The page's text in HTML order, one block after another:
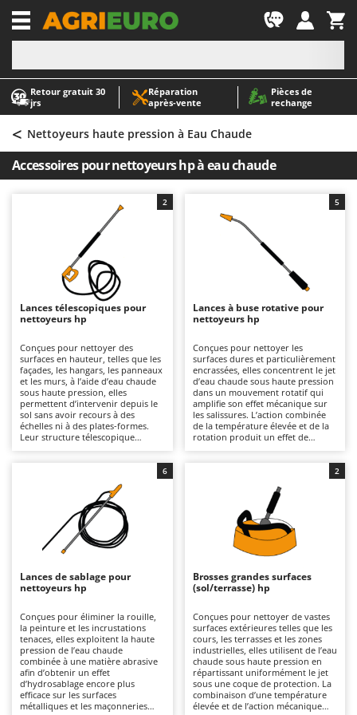
Retour gratuit 30
jrs
Réparation
après‑vente
Pièces de
rechange
-1
A
Abris de jardin
Accessoires pour tracteurs tondeuses autoportés
Aérateurs Scarificateurs pour gazon
Arracheuses de pommes de terre pour tracteur
Aspirateurs - Balais Électriques
Aspirateurs à cendres
Aspirateurs à feuilles sur roues
Aspirateurs de piscine
Aspirateurs Multifonctions
Atomiseurs agricoles pour tracteurs
Atomiseurs pour traitements
Autolaveuses
Autres produits
B
Balayeuses
Bancs de scie pour le bois - Scies à bûches
Barbecues
Bennes pour tracteur
Brosses pour sols extérieurs
Brouettes à moteur
Broyeurs à axe horizontal pour tracteur
Butteurs pour tracteur
C
Chargeurs de batterie - Démarreurs
Charrues pour tracteur
A
AgriEuro Premium
AgriEuro TOP-LINE
AGT
ALA 2000
Alpina
Ama
Ambrogio Robot
Annovi Reverberi
ANTHBOT
Archman
Ariete
Attila
Ausonia
Awelco
B
Baesso
Bahco
< Nettoyeurs haute pression à Eau Chaude
Accessoires pour nettoyeurs hp à eau chaude
Lances télescopiques pour
nettoyeurs hp
Conçues pour nettoyer des
surfaces en hauteur, telles que les
façades, les hangars, les panneaux
et les murs, à l’aide d’eau chaude
sous haute pression, elles
permettent d’intervenir depuis le
sol sans avoir recours à des
échelles ni à des plates-formes.
Leur structure télescopique
optimal et une bonne stabilité du
jet, même à distance. L’utilisation
d’eau chaude renforce leur
efficacité contre les salissures
grasses et les dépôts tenaces en
hauteur. Par rapport à une lance
standard, elles offrent davantage
couverture lors des travaux sur de
grandes surfaces verticales. Il est
recommandé de vérifier le bon
contrôler régulièrement les joints
ainsi que les buses, en les
maintenant propres afin de
garantir des performances
constantes dans le temps.
2
Lances à buse rotative pour
nettoyeurs hp
Conçues pour nettoyer les
surfaces dures et particulièrement
encrassées, elles concentrent le jet
d’eau chaude sous haute pression
dans un mouvement rotatif qui
amplifie son effet mécanique sur
les salissures. L’action combinée
de la température élevée et de la
rotation produit un effet de
béton, en pierre et les autres
surfaces résistantes, elles
permettent un nettoyage plus en
profondeur que les buses
traditionnelles. Elles constituent le
choix recommandé lorsqu’une
efficacité accrue est recherchée
sans augmenter davantage la
pression de service. Il est conseillé
d’éviter leur utilisation sur des
régulièrement l’état de la buse, en
maintenant celle-ci ainsi que les
raccords propres afin de garantir
une efficacité constante dans le
temps.
5
Lances de sablage pour
nettoyeurs hp
Conçues pour éliminer la rouille,
la peinture et les incrustations
tenaces, elles exploitent la haute
pression de l’eau chaude
combinée à une matière abrasive
afin d’obtenir un effet
d’hydrosablage encore plus
efficace sur les surfaces
métalliques et les maçonneries
6
Brosses grandes surfaces
(sol/terrasse) hp
Conçues pour nettoyer de vastes
surfaces extérieures telles que les
cours, les terrasses et les zones
industrielles, elles utilisent de l’eau
chaude sous haute pression en
répartissant uniformément le jet
sous une coque de protection. La
combinaison d’une température
élevée et de l’action mécanique
2